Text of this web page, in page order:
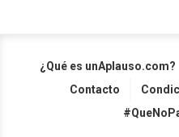
¿Qué es unAplauso.com?
Contacto